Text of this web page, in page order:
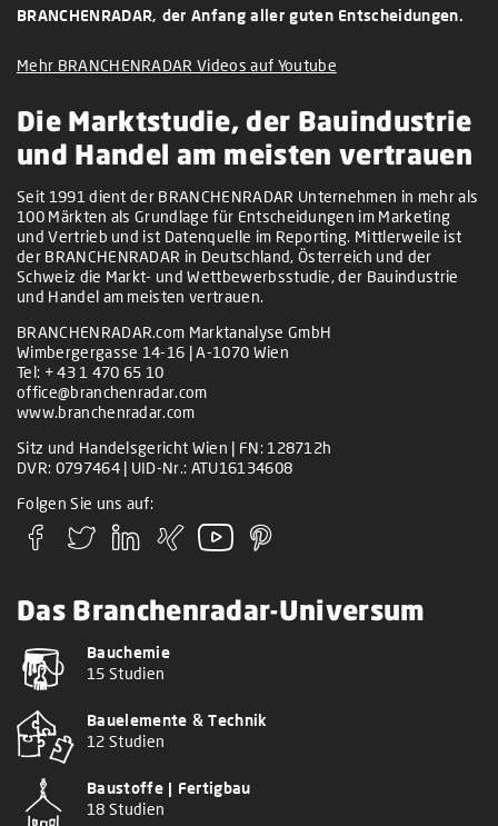
BRANCHENRADAR, der Anfang aller guten Entscheidungen.
Mehr BRANCHENRADAR Videos auf Youtube
Die Marktstudie, der Bauindustrie
und Handel am meisten vertrauen
Seit 1991 dient der BRANCHENRADAR Unternehmen in mehr als
100 Märkten als Grundlage für Entscheidungen im Marketing
und Vertrieb und ist Datenquelle im Reporting. Mittlerweile ist
der BRANCHENRADAR in Deutschland, Österreich und der
Schweiz die Markt- und Wettbewerbsstudie, der Bauindustrie
und Handel am meisten vertrauen.
BRANCHENRADAR.com Marktanalyse GmbH
Wimbergergasse 14-16 | A-1070 Wien
Tel: + 43 1 470 65 10
office@branchenradar.com
www.branchenradar.com
Sitz und Handelsgericht Wien | FN: 128712h
DVR: 0797464 | UID-Nr.: ATU16134608
Folgen Sie uns auf:
Das Branchenradar-Universum
Bauchemie
15 Studien
Bauelemente & Technik
12 Studien
Baustoffe | Fertigbau
18 Studien